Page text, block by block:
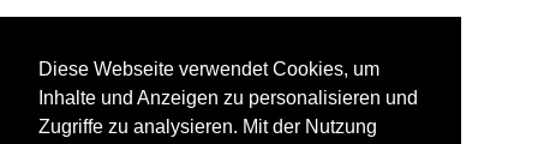
Diese Webseite verwendet Cookies, um
Inhalte und Anzeigen zu personalisieren und
Zugriffe zu analysieren. Mit der Nutzung